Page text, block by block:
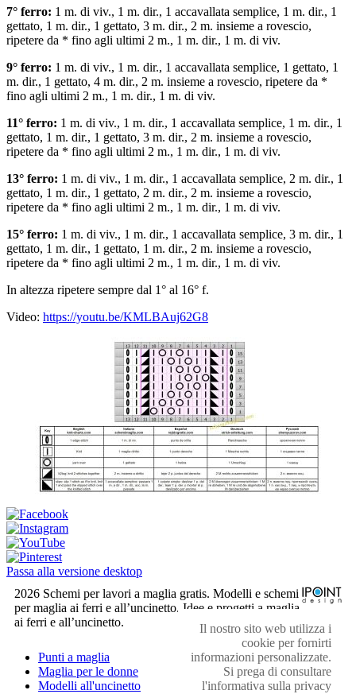
7° ferro: 1 m. di viv., 1 m. dir., 1 accavallata semplice, 1 m. dir., 1
gettato, 1 m. dir., 1 gettato, 3 m. dir., 2 m. insieme a rovescio,
ripetere da * fino agli ultimi 2 m., 1 m. dir., 1 m. di viv.
9° ferro: 1 m. di viv., 1 m. dir., 1 accavallata semplice, 1 gettato, 1
m. dir., 1 gettato, 4 m. dir., 2 m. insieme a rovescio, ripetere da *
fino agli ultimi 2 m., 1 m. dir., 1 m. di viv.
11° ferro: 1 m. di viv., 1 m. dir., 1 accavallata semplice, 1 m. dir., 1
gettato, 1 m. dir., 1 gettato, 3 m. dir., 2 m. insieme a rovescio,
ripetere da * fino agli ultimi 2 m., 1 m. dir., 1 m. di viv.
13° ferro: 1 m. di viv., 1 m. dir., 1 accavallata semplice, 2 m. dir., 1
gettato, 1 m. dir., 1 gettato, 2 m. dir., 2 m. insieme a rovescio,
ripetere da * fino agli ultimi 2 m., 1 m. dir., 1 m. di viv.
15° ferro: 1 m. di viv., 1 m. dir., 1 accavallata semplice, 3 m. dir., 1
gettato, 1 m. dir., 1 gettato, 1 m. dir., 2 m. insieme a rovescio,
ripetere da * fino agli ultimi 2 m., 1 m. dir., 1 m. di viv.
In altezza ripetere sempre dal 1° al 16° f.
Video: https://youtu.be/KMLBAuj62G8
Passa alla versione desktop
2026 Schemi per lavori a maglia gratis. Modelli e schemi
per maglia ai ferri e all’uncinetto. Idee e progetti a maglia
ai ferri e all’uncinetto.
Punti a maglia
Maglia per le donne
Modelli all'uncinetto
Il nostro sito web utilizza i
cookie per fornirti
informazioni personalizzate.
Si prega di consultare
l'informativa sulla privacy